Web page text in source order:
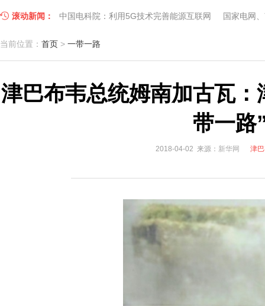
滚动新闻： 中国电科院：利用5G技术完善能源互联网 国家电网
江苏车牛山岛智能微电网验收投运
因储能而智慧，为储能而创新——第五届国际储能峰会
低温冷凝技术助力大气污染防治，打造清洁型绿色工业
碧桂园打造新能源汽车小镇 构筑电动汽车生态圈 新
国家电网入局区块链 打造国家级能源互联网 湖北竹
当前位置： 首页 > 一带一路
津巴布韦总统姆南加古瓦
带一路
2018-04-02 来源： 新华网 津